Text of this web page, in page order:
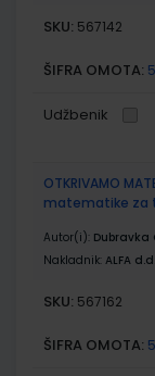
SKU: 567142
ŠIFRA OMOTA:
Udžbenik
OTKRIVAMO
matematike za
Autor(i): Dubravka
Nakladnik: ALFA d.d.
SKU: 567162
ŠIFRA OMOTA: